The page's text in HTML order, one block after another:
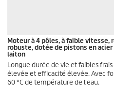
Moteur à 4 pôles, à faible vitesse,
robuste, dotée de pistons en
laiton
Longue durée de vie et faibles
élevée et efficacité élevée. Avec
60 °C de température de l'eau.